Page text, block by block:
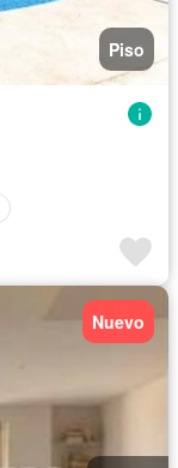
Piso
Nuevo